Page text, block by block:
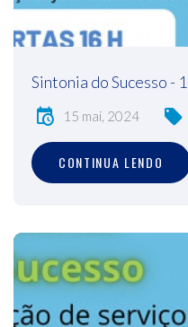
Sintonia do Sucesso -
15 mai, 2024
CONTINUA LENDO